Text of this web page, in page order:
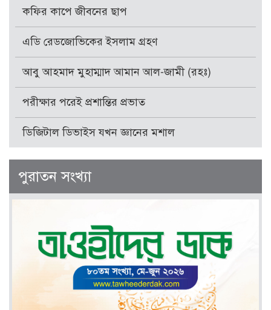
কফির কাপে জীবনের ছাপ
এডি রেডজোভিকের ইসলাম গ্রহণ
আবু আহমাদ মুহাম্মাদ আমান আল-জামী (রহঃ)
পরীক্ষার পরেই প্রশান্তির প্রভাত
ডিজিটাল ডিভাইস যখন জ্ঞানের মশাল
পুরাতন সংখ্যা